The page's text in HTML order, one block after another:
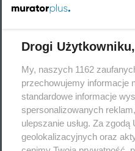
Drogi Użytkowniku,
My, naszych 1162
przechowujemy informacje
standardowe informacje
spersonalizowanych
ulepszanie usług. Za
geolokalizacyjnych oraz